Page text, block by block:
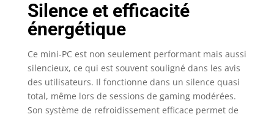
Silence et efficacité
énergétique
Ce mini-PC est non seulement performant mais aussi
silencieux, ce qui est souvent souligné dans les avis
des utilisateurs. Il fonctionne dans un silence quasi
total, même lors de sessions de gaming modérées.
Son système de refroidissement efficace permet de